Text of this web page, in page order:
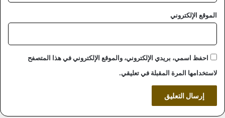
الموقع الإلكتروني
احفظ اسمي، بريدي الإلكتروني، والموقع الإلكتروني في هذا المتصفح
لاستخدامها المرة المقبلة في تعليقي.